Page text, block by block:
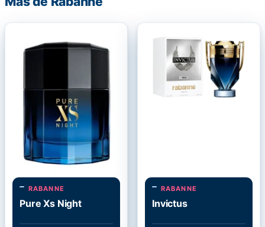
RABANNE
Pure Xs Night
RABANNE
Invictus